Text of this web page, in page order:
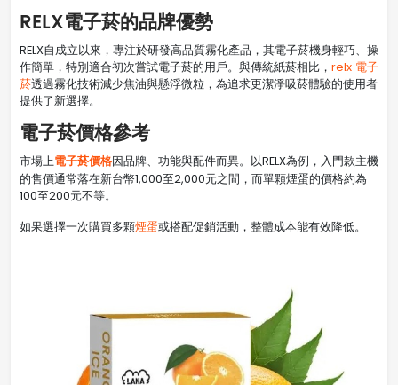
RELX電子菸的品牌優勢
RELX自成立以來，專注於研發高品質霧化產品，其電子菸機身輕巧、操
作簡單，特別適合初次嘗試電子菸的用戶。與傳統紙菸相比， relx 電子
菸透過霧化技術減少焦油與懸浮微粒，為追求更潔淨吸菸體驗的使用者
提供了新選擇。
電子菸價格參考
市場上電子菸價格因品牌、功能與配件而異。以RELX為例，入門款主機
的售價通常落在新台幣1,000至2,000元之間，而單顆煙蛋的價格約為
100至200元不等。
如果選擇一次購買多顆煙蛋或搭配促銷活動，整體成本能有效降低。